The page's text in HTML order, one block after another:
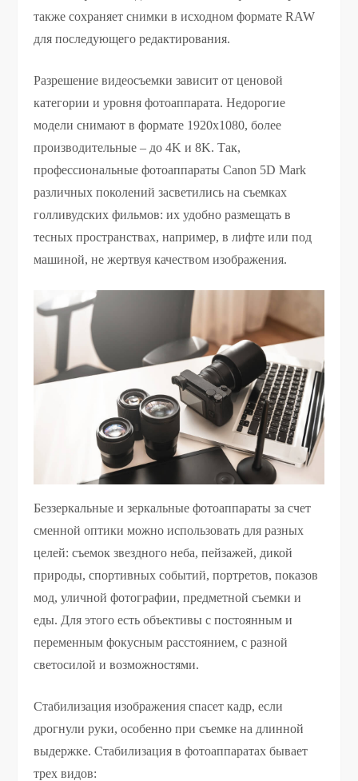
также сохраняет снимки в исходном формате RAW
для последующего редактирования.
Разрешение видеосъемки зависит от ценовой
категории и уровня фотоаппарата. Недорогие
модели снимают в формате 1920х1080, более
производительные – до 4K и 8K. Так,
профессиональные фотоаппараты Canon 5D Mark
различных поколений засветились на съемках
голливудских фильмов: их удобно размещать в
тесных пространствах, например, в лифте или под
машиной, не жертвуя качеством изображения.
Беззеркальные и зеркальные фотоаппараты за счет
сменной оптики можно использовать для разных
целей: съемок звездного неба, пейзажей, дикой
природы, спортивных событий, портретов, показов
мод, уличной фотографии, предметной съемки и
еды. Для этого есть объективы с постоянным и
переменным фокусным расстоянием, с разной
светосилой и возможностями.
Стабилизация изображения спасет кадр, если
дрогнули руки, особенно при съемке на длинной
выдержке. Стабилизация в фотоаппаратах бывает
трех видов: